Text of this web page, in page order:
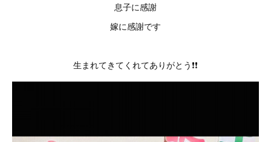
息子に感謝
嫁に感謝です
生まれてきてくれてありがとう❗️❗️